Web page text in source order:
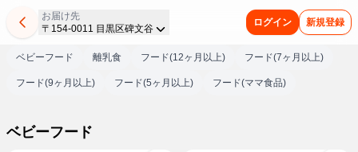
お届け先
〒154-0011 目黒区碑文谷
ログイン 新規登録
ベビーフード 離乳食 フード(12ヶ月以上) フード(7ヶ月以上)
フード(9ヶ月以上) フード(5ヶ月以上) フード(ママ食品)
ベビーフード